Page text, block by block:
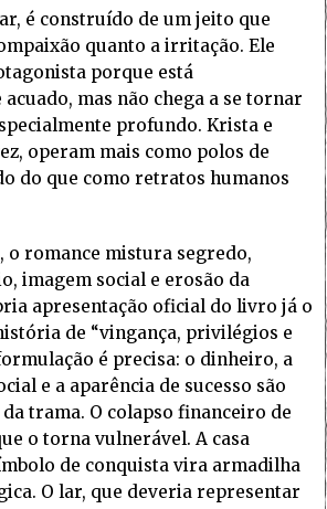
é construído de um jeito que
quanto a irritação. Ele
porque está
mas não chega a se tornar
profundo. Krista e
operam mais como polos de
do que como retratos humanos
o romance mistura segredo,
imagem social e erosão da
apresentação oficial do livro já o
de “vingança, privilégios e
é precisa: o dinheiro, a
e a aparência de sucesso são
trama. O colapso financeiro de
o torna vulnerável. A casa
de conquista vira armadilha
O lar, que deveria representar